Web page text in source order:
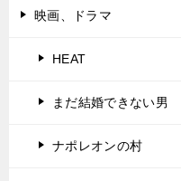
映画、ドラマ
HEAT
まだ結婚できない男
ナポレオンの村